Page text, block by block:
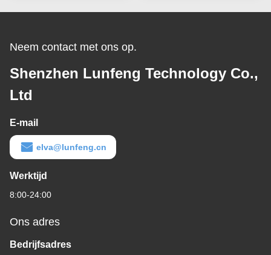
voor Koffie
van de
Neem contact met ons op.
Shenzhen Lunfeng Technology Co.,
Ltd
E-mail
elva@lunfeng.cn
Werktijd
8:00-24:00
Ons adres
Bedrijfsadres